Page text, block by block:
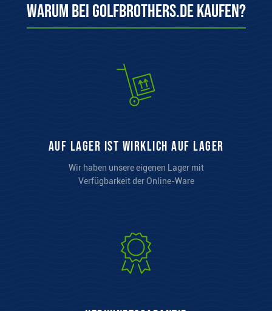
Warum bei Golfbrothers.de kaufen?
auf Lager ist wirklich auf Lager
Wir haben unsere eigenen Lager mit
Verfügbarkeit der Online-Ware